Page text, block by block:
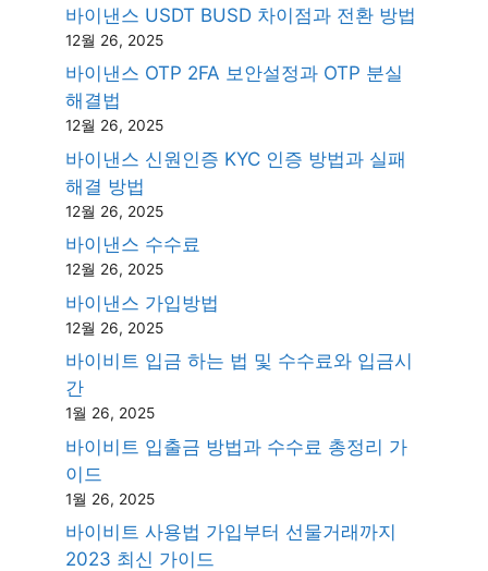
바이낸스 USDT BUSD 차이점과 전환 방법
12월 26, 2025
바이낸스 OTP 2FA 보안설정과 OTP 분실
해결법
12월 26, 2025
바이낸스 신원인증 KYC 인증 방법과 실패
해결 방법
12월 26, 2025
바이낸스 수수료
12월 26, 2025
바이낸스 가입방법
12월 26, 2025
바이비트 입금 하는 법 및 수수료와 입금시
간
1월 26, 2025
바이비트 입출금 방법과 수수료 총정리 가
이드
1월 26, 2025
바이비트 사용법 가입부터 선물거래까지
2023 최신 가이드